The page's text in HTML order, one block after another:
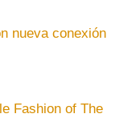
nueva conexión
Fashion of The